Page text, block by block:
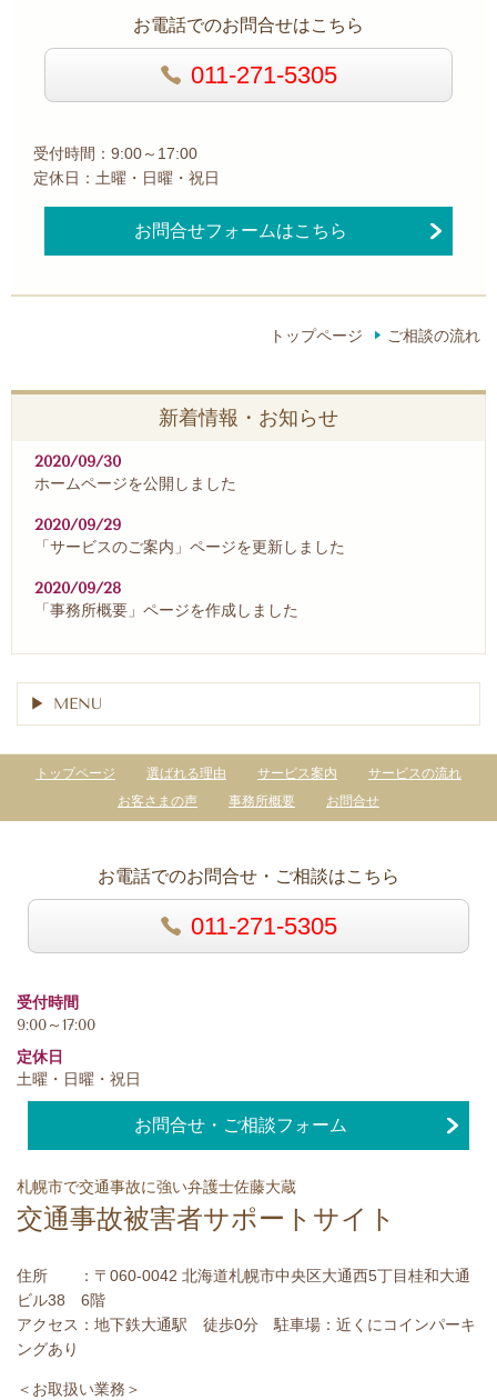
お電話でのお問合せはこちら
011-271-5305
受付時間：9:00～17:00
定休日：土曜・日曜・祝日
お問合せフォームはこちら
トップページ ご相談の流れ
新着情報・お知らせ
2020/09/30
ホームページを公開しました
2020/09/29
「サービスのご案内」ページを更新しました
2020/09/28
「事務所概要」ページを作成しました
MENU
トップページ 選ばれる理由 サービス案内
サービスの流れ
お客さまの声
事務所概要 お問合せ
お電話でのお問合せ・ご相談はこちら
011-271-5305
受付時間
9:00～17:00
定休日
土曜・日曜・祝日
お問合せ・ご相談フォーム
札幌市で交通事故に強い弁護士佐藤大蔵
交通事故被害者サポートサイト
住所 ：〒060-0042 北海道札幌市中央区大通西5丁目桂和大通
ビル38 6階
アクセス：地下鉄大通駅 徒歩0分 駐車場：近くにコインパーキ
ングあり
＜お取扱い業務＞